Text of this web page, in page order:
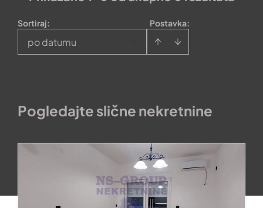
Postavka:
Sortiraj:
po datumu
Pogledajte slične nekretnine